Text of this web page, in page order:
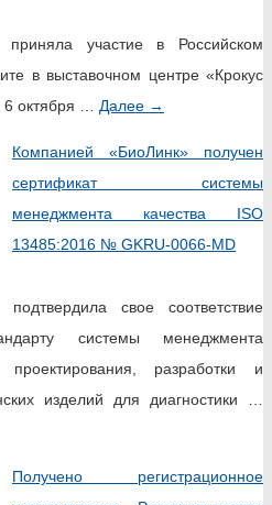
участие в Российском
в выставочном центре «Крокус
октября … Далее →
Компанией «БиоЛинк» получен
сертификат системы
менеджмента качества ISO
13485:2016 № GKRU-0066-MD
свое соответствие
системы менеджмента
разработки и
изделий для диагностики …
Получено регистрационное